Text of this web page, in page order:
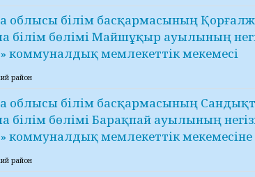
облысы білім басқармасының
білім бөлімі Майшұқыр ауылының
коммуналдық мемлекеттік мекемесі
район
облысы білім басқармасының
білім бөлімі Барақпай ауылының
коммуналдық мемлекеттік мекемесіне
район